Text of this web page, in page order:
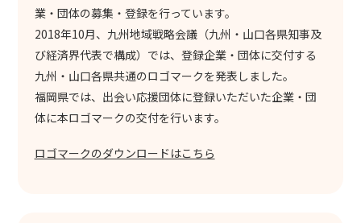
業・団体の募集・登録を行っています。
2018年10月、九州地域戦略会議（九州・山口各県知事及
び経済界代表で構成）では、登録企業・団体に交付する
九州・山口各県共通のロゴマークを発表しました。
福岡県では、出会い応援団体に登録いただいた企業・団
体に本ロゴマークの交付を行います。
ロゴマークのダウンロードはこちら